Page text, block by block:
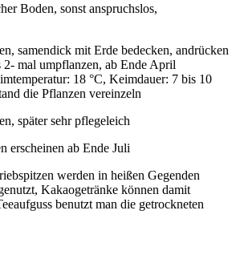
Boden, sonst anspruchslos,
samendick mit Erde bedecken, andrücken
mal umpflanzen, ab Ende April
18 °C, Keimdauer: 7 bis 10
die Pflanzen vereinzeln
später sehr pflegeleich
erscheinen ab Ende Juli
werden in heißen Gegenden
Kakaogetränke können damit
benutzt man die getrockneten